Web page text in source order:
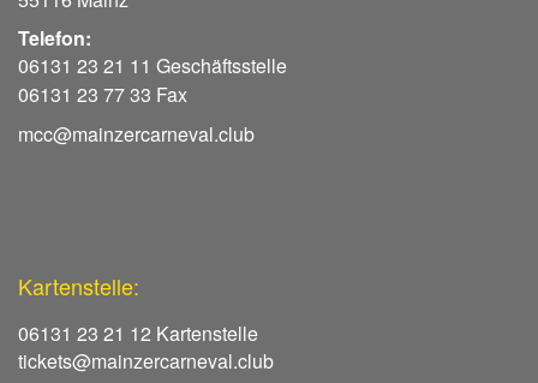
Telefon:
06131 23 21 11 Geschäftsstelle
06131 23 77 33 Fax
mcc@mainzercarneval.club
Kartenstelle:
06131 23 21 12 Kartenstelle
tickets@mainzercarneval.club